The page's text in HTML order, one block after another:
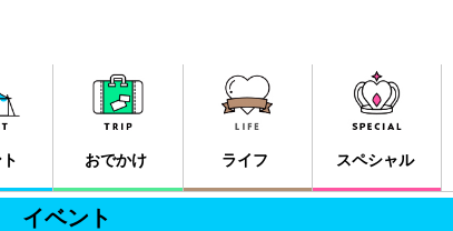
おでかけ ライフ スペシャル
イベント